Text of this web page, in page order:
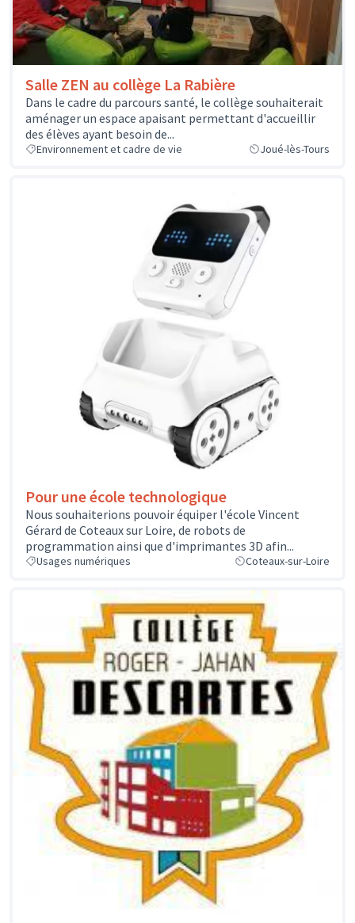
Salle ZEN au collège La Rabière
Dans le cadre du parcours santé, le collège souhaiterait
aménager un espace apaisant permettant d'accueillir
des élèves ayant besoin de...
Environnement et cadre de vie Joué-lès-Tours
Pour une école technologique
Nous souhaiterions pouvoir équiper l'école Vincent
Gérard de Coteaux sur Loire, de robots de
programmation ainsi que d'imprimantes 3D afin...
Usages numériques Coteaux-sur-Loire